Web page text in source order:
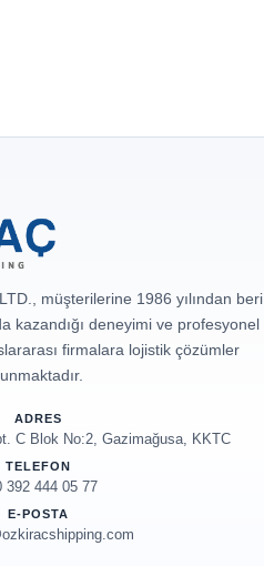
müşterilerine 1986 yılından beri
kazandığı deneyimi ve profesyonel
firmalara lojistik çözümler
ADRES
C Blok No:2, Gazimağusa, KKTC
TELEFON
392 444 05 77
E-POSTA